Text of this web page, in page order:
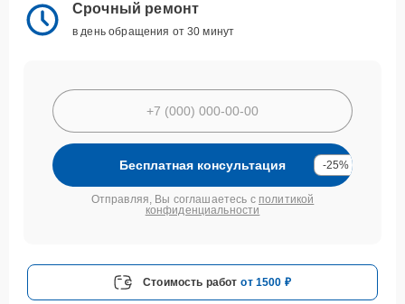
Срочный ремонт
в день обращения от 30 минут
Бесплатная консультация -25%
Отправляя, Вы соглашаетесь с политикой
конфиденциальности
Стоимость работ от 1500 ₽